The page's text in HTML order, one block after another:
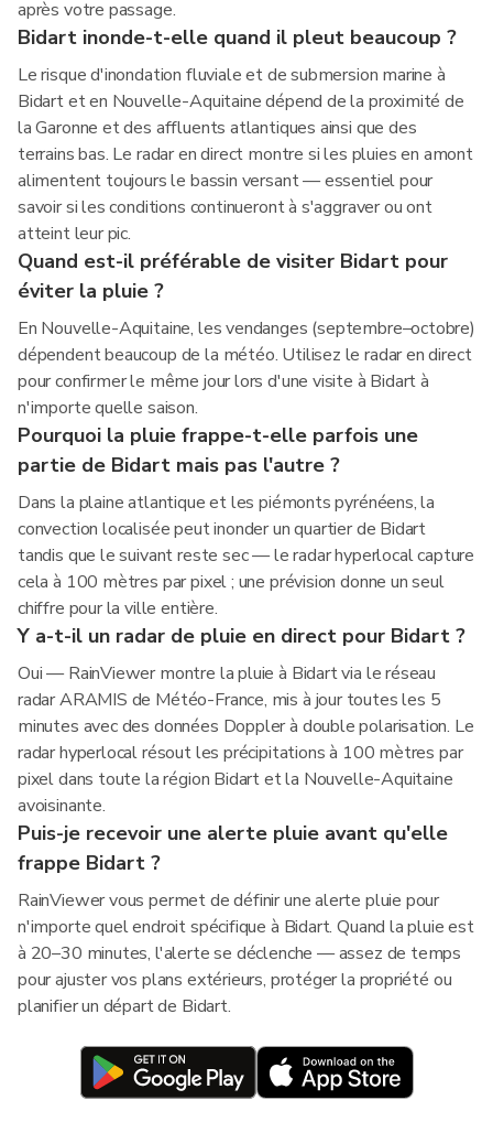
après votre passage.
Bidart inonde-t-elle quand il pleut beaucoup ?
Le risque d'inondation fluviale et de submersion marine à
Bidart et en Nouvelle-Aquitaine dépend de la proximité de
la Garonne et des affluents atlantiques ainsi que des
terrains bas. Le radar en direct montre si les pluies en amont
alimentent toujours le bassin versant — essentiel pour
savoir si les conditions continueront à s'aggraver ou ont
atteint leur pic.
Quand est-il préférable de visiter Bidart pour
éviter la pluie ?
En Nouvelle-Aquitaine, les vendanges (septembre–octobre)
dépendent beaucoup de la météo. Utilisez le radar en direct
pour confirmer le même jour lors d'une visite à Bidart à
n'importe quelle saison.
Pourquoi la pluie frappe-t-elle parfois une
partie de Bidart mais pas l'autre ?
Dans la plaine atlantique et les piémonts pyrénéens, la
convection localisée peut inonder un quartier de Bidart
tandis que le suivant reste sec — le radar hyperlocal capture
cela à 100 mètres par pixel ; une prévision donne un seul
chiffre pour la ville entière.
Y a-t-il un radar de pluie en direct pour Bidart ?
Oui — RainViewer montre la pluie à Bidart via le réseau
radar ARAMIS de Météo-France, mis à jour toutes les 5
minutes avec des données Doppler à double polarisation. Le
radar hyperlocal résout les précipitations à 100 mètres par
pixel dans toute la région Bidart et la Nouvelle-Aquitaine
avoisinante.
Puis-je recevoir une alerte pluie avant qu'elle
frappe Bidart ?
RainViewer vous permet de définir une alerte pluie pour
n'importe quel endroit spécifique à Bidart. Quand la pluie est
à 20–30 minutes, l'alerte se déclenche — assez de temps
pour ajuster vos plans extérieurs, protéger la propriété ou
planifier un départ de Bidart.